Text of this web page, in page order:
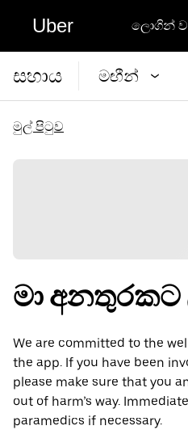
Uber ලොගින්
සහාය මඟීන්
මුල් පිටුව
මා
We are committed to the
the app. If you have been
please make sure that you
out of harm’s way.
paramedics if necessary.